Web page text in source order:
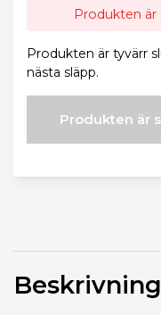
Produkten är
Produkten är tyvärr
nästa släpp.
Produkten är
Beskrivning